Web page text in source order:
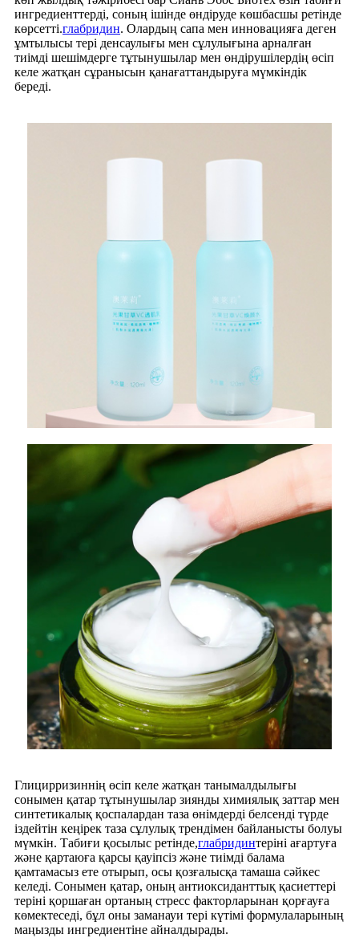
ингредиенттерді, соның ішінде өндіруде көшбасшы ретінде
көрсетті.глабридин. Олардың сапа мен инновацияға деген
ұмтылысы тері денсаулығы мен сұлулығына арналған
тиімді шешімдерге тұтынушылар мен өндірушілердің өсіп
келе жатқан сұранысын қанағаттандыруға мүмкіндік
береді.
Глицирризиннің өсіп келе жатқан танымалдылығы
сонымен қатар тұтынушылар зиянды химиялық заттар мен
синтетикалық қоспалардан таза өнімдерді белсенді түрде
іздейтін кеңірек таза сұлулық трендімен байланысты болуы
мүмкін. Табиғи қосылыс ретінде,глабридинтеріні ағартуға
және қартаюға қарсы қауіпсіз және тиімді балама
қамтамасыз ете отырып, осы қозғалысқа тамаша сәйкес
келеді. Сонымен қатар, оның антиоксиданттық қасиеттері
теріні қоршаған ортаның стресс факторларынан қорғауға
көмектеседі, бұл оны заманауи тері күтімі формулаларының
маңызды ингредиентіне айналдырады.